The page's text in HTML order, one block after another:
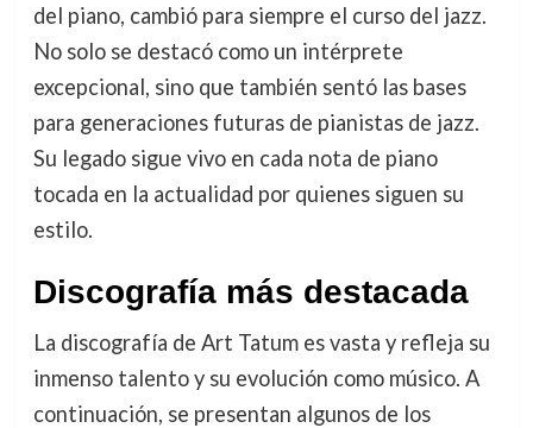
del piano, cambió para siempre el curso del jazz.
No solo se destacó como un intérprete
excepcional, sino que también sentó las bases
para generaciones futuras de pianistas de jazz.
Su legado sigue vivo en cada nota de piano
tocada en la actualidad por quienes siguen su
estilo.
Discografía más destacada
La discografía de Art Tatum es vasta y refleja su
inmenso talento y su evolución como músico. A
continuación, se presentan algunos de los